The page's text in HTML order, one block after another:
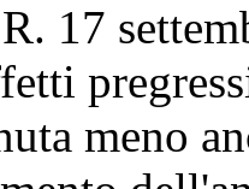
17
meno